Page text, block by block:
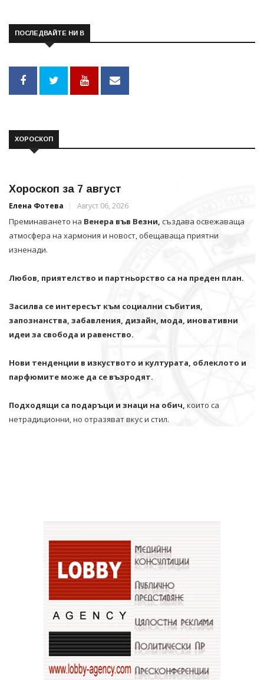
ПОСЛЕДВАЙТЕ НИ В
ХОРОСКОП
Хороскоп за 7 август
Елена Фотева Август 06, 2026
Преминаването на Венера във Везни, създава освежаваща
атмосфера на хармония и новост, обещаваща приятни
изненади.
Любов, приятелство и партньорство са на преден план.
Засилва се интересът към социални събития,
запознанства, забавления, дизайн, мода, иновативни
идеи за свобода и равенство.
Нови тенденции в изкуството и културата, облеклото и
парфюмите може да се възродят.
Подходящи са подаръци и знаци на обич, които са
нетрадиционни, но отразяват вкус и стил.